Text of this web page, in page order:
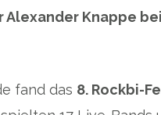
Alexander Knappe
fand das 8. Rockbi-